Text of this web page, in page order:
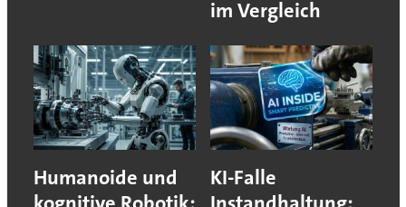
im Vergleich
Humanoide und
KI-Falle